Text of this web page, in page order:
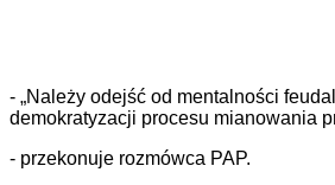
- „Należy odejść od mentalności
demokratyzacji procesu mianowania
- przekonuje rozmówca PAP.